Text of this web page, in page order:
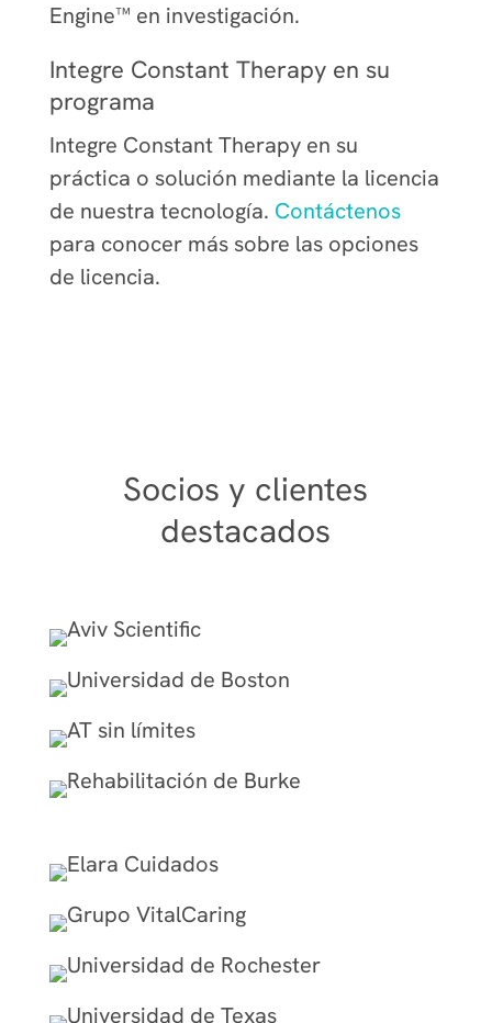
Engine™ en investigación.
Integre Constant Therapy en su
programa
Integre Constant Therapy en su
práctica o solución mediante la licencia
de nuestra tecnología. Contáctenos
para conocer más sobre las opciones
de licencia.
Socios y clientes
destacados